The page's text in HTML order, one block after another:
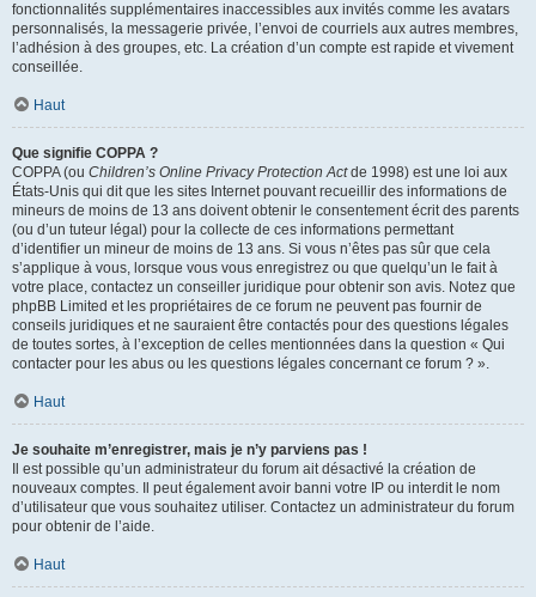
fonctionnalités supplémentaires inaccessibles aux invités comme les avatars
personnalisés, la messagerie privée, l’envoi de courriels aux autres membres,
l’adhésion à des groupes, etc. La création d’un compte est rapide et vivement
conseillée.
Haut
Que signifie COPPA ?
COPPA (ou Children’s Online Privacy Protection Actde 1998) est une loi aux
États-Unis qui dit que les sites Internet pouvant recueillir des informations de
mineurs de moins de 13 ans doivent obtenir le consentement écrit des parents
(ou d’un tuteur légal) pour la collecte de ces informations permettant
d’identifier un mineur de moins de 13 ans. Si vous n’êtes pas sûr que cela
s’applique à vous, lorsque vous vous enregistrez ou que quelqu’un le fait à
votre place, contactez un conseiller juridique pour obtenir son avis. Notez que
phpBB Limited et les propriétaires de ce forum ne peuvent pas fournir de
conseils juridiques et ne sauraient être contactés pour des questions légales
de toutes sortes, à l’exception de celles mentionnées dans la question « Qui
contacter pour les abus ou les questions légales concernant ce forum ? ».
Haut
Je souhaite m’enregistrer, mais je n’y parviens pas !
Il est possible qu’un administrateur du forum ait désactivé la création de
nouveaux comptes. Il peut également avoir banni votre IP ou interdit le nom
d’utilisateur que vous souhaitez utiliser. Contactez un administrateur du forum
pour obtenir de l’aide.
Haut